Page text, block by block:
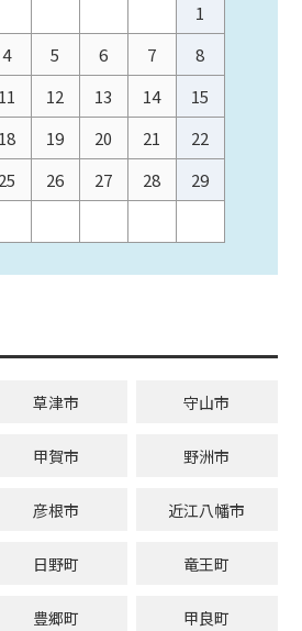
1
4 5 6 7
8
11 12 13 14
15
18 19 20 21
22
25 26 27 28
29
草津市 守山市
甲賀市 野洲市
彦根市 近江八幡市
日野町 竜王町
豊郷町 甲良町